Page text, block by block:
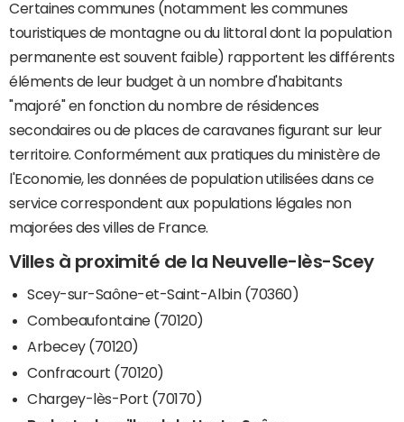
Certaines communes (notamment les communes
touristiques de montagne ou du littoral dont la population
permanente est souvent faible) rapportent les différents
éléments de leur budget à un nombre d'habitants
"majoré" en fonction du nombre de résidences
secondaires ou de places de caravanes figurant sur leur
territoire. Conformément aux pratiques du ministère de
l'Economie, les données de population utilisées dans ce
service correspondent aux populations légales non
majorées des villes de France.
Villes à proximité de la Neuvelle-lès-Scey
Scey-sur-Saône-et-Saint-Albin (70360)
Combeaufontaine (70120)
Arbecey (70120)
Confracourt (70120)
Chargey-lès-Port (70170)